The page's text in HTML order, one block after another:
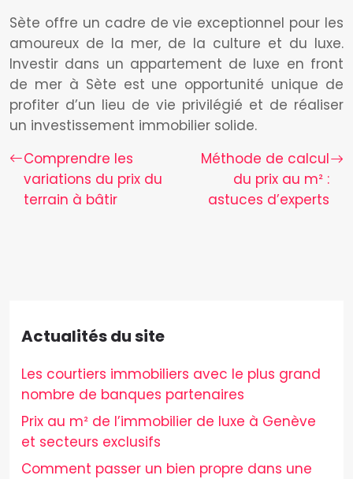
Sète offre un cadre de vie exceptionnel pour les
amoureux de la mer, de la culture et du luxe.
Investir dans un appartement de luxe en front
de mer à Sète est une opportunité unique de
profiter d’un lieu de vie privilégié et de réaliser
un investissement immobilier solide.
Comprendre les
variations du prix du
terrain à bâtir
Méthode de calcul
du prix au m² :
astuces d’experts
Actualités du site
Les courtiers immobiliers avec le plus grand
nombre de banques partenaires
Prix au m² de l’immobilier de luxe à Genève
et secteurs exclusifs
Comment passer un bien propre dans une